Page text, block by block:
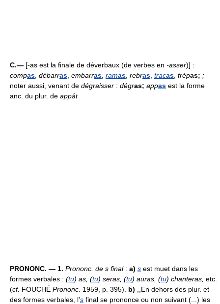
C.— [-as est la finale de déverbaux (de verbes en -asser)] :
compas débarras embarras ramas rebras tracas trépas; ;
noter aussi, venant de dégraisser : dégras; appas est la forme
anc. du plur. de appât
PRONONC. — 1. Prononc. de s final: a) s est muet dans les
formes verbales : (tu) as, (tu) seras, (tu) auras, (tu) chanteras, etc.
(cf. FOUCHÉ Prononc. 1959, p. 395). b) ,,En dehors des plur. et
des formes verbales, l's final se prononce ou non suivant (...) les